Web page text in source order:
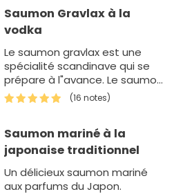
Saumon Gravlax à la
vodka
Le saumon gravlax est une
spécialité scandinave qui se
prépare à l"avance. Le saumon
cuit dans une marinade. C"est
très parfumé et c"est une
(16 notes)
Saumon mariné à la
japonaise traditionnel
Un délicieux saumon mariné
aux parfums du Japon.